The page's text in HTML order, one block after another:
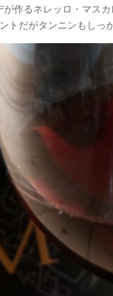
るネレッロ・マス
だがタンニンもしっ